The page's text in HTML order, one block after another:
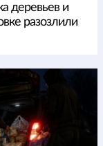
деревьев и
разозлили